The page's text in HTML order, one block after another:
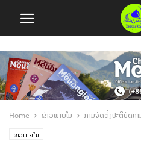
Home ຂ່າວພາຍໃນ ການຈັດຕັ້ງປະຕິບັດກ
ຂ່າວພາຍໃນ